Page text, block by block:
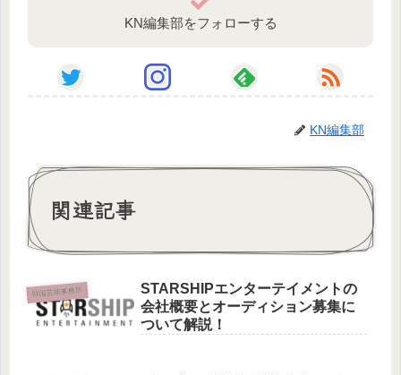
KN編集部をフォローする
KN編集部
関連記事
韓国芸能事務所
STARSHIPエンターテイメントの
会社概要とオーディション募集に
ついて解説！